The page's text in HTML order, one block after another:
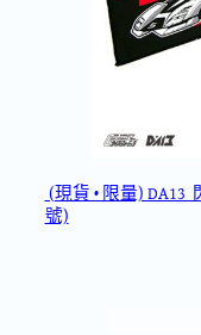
(現貨 • 限量)
號)